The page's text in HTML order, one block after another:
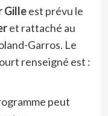
Gilleest prévu le
et rattaché au
Garros. Le
renseigné est :
peut